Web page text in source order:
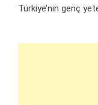
Türkiye’nin genç